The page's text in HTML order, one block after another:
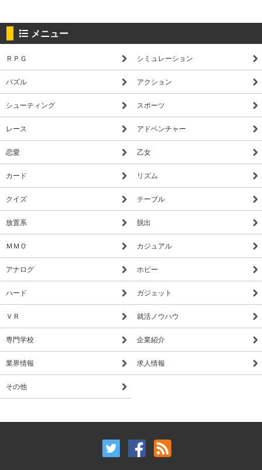
メニュー
ＲＰＧ シミュレーション
パズル アクション
シューティング スポーツ
レース アドベンチャー
恋愛 乙女
カード リズム
クイズ テーブル
放置系 脱出
ＭＭＯ カジュアル
アナログ ホビー
ハード ガジェット
ＶＲ 就活ノウハウ
専門学校 企業紹介
業界情報 求人情報
その他